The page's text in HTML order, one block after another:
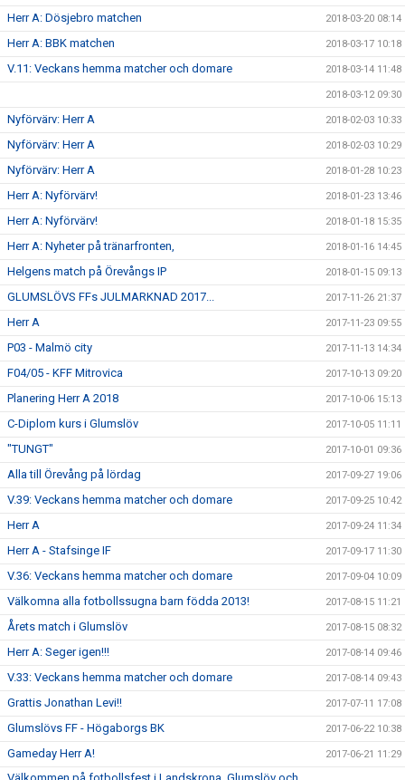
Herr A: Dösjebro matchen 2018-03-20 08:14
Herr A: BBK matchen 2018-03-17 10:18
V.11: Veckans hemma matcher och domare 2018-03-14 11:48
2018-03-12 09:30
Nyförvärv: Herr A 2018-02-03 10:33
Nyförvärv: Herr A 2018-02-03 10:29
Nyförvärv: Herr A 2018-01-28 10:23
Herr A: Nyförvärv! 2018-01-23 13:46
Herr A: Nyförvärv! 2018-01-18 15:35
Herr A: Nyheter på tränarfronten, 2018-01-16 14:45
Helgens match på Örevångs IP 2018-01-15 09:13
GLUMSLÖVS FFs JULMARKNAD 2017... 2017-11-26 21:37
Herr A 2017-11-23 09:55
P03 - Malmö city 2017-11-13 14:34
F04/05 - KFF Mitrovica 2017-10-13 09:20
Planering Herr A 2018 2017-10-06 15:13
C-Diplom kurs i Glumslöv 2017-10-05 11:11
"TUNGT" 2017-10-01 09:36
Alla till Örevång på lördag 2017-09-27 19:06
V.39: Veckans hemma matcher och domare 2017-09-25 10:42
Herr A 2017-09-24 11:34
Herr A - Stafsinge IF 2017-09-17 11:30
V.36: Veckans hemma matcher och domare 2017-09-04 10:09
Välkomna alla fotbollssugna barn födda 2013! 2017-08-15 11:21
Årets match i Glumslöv 2017-08-15 08:32
Herr A: Seger igen!!! 2017-08-14 09:46
V.33: Veckans hemma matcher och domare 2017-08-14 09:43
Grattis Jonathan Levi!! 2017-07-11 17:08
Glumslövs FF - Högaborgs BK 2017-06-22 10:38
Gameday Herr A! 2017-06-21 11:29